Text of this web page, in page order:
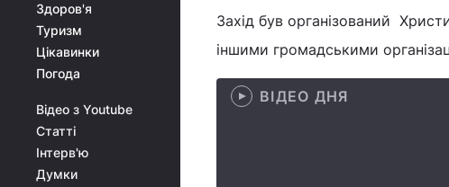
Здоров'я
Туризм
Цікавинки
Погода
Відео з Youtube
Статті
Інтерв'ю
Думки
Захід був організований
іншими громадськими
ВІДЕО ДНЯ